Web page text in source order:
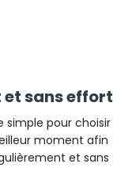
sans effort
simple pour choisir
moment afin
et sans